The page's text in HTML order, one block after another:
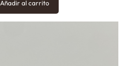
Añadir al carrito